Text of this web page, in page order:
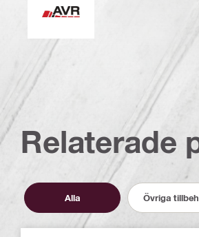
Relaterade
Alla Övriga